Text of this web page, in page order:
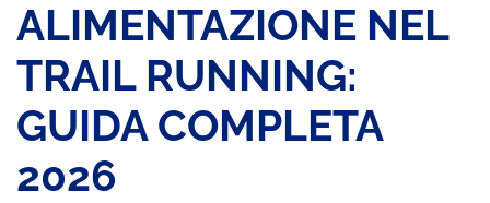
ALIMENTAZIONE NEL
TRAIL RUNNING:
GUIDA COMPLETA
2026